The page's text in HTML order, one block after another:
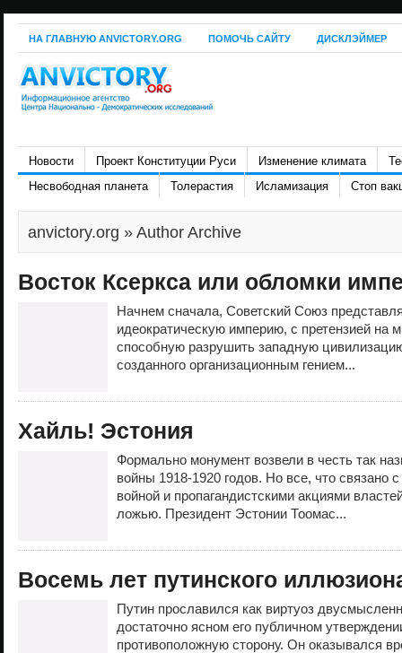
НА ГЛАВНУЮ ANVICTORY.ORG ПОМОЧЬ САЙТУ ДИСКЛЭЙМЕР
Новости Проект Конституции Руси Изменение климата
Несвободная планета
Толерастия Исламизация Стоп
anvictory.org » Author Archive
Восток Ксеркса или обломки
Начнем сначала, Советский Союз
идеократическую империю, с претензией на
способную разрушить западную
созданного организационным гением...
Хайль! Эстония
Формально монумент возвели в честь так
войны 1918-1920 годов. Но все, что связано
войной и пропагандистскими акциями
ложью. Президент Эстонии Тоомас...
Восемь лет путинского
Путин прославился как виртуоз
достаточно ясном его публичном
противоположную сторону. Он оказывался